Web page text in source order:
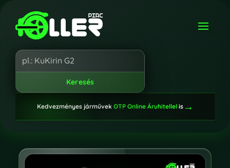
Kedvezményes járművek OTP Online Áruhitellelis→